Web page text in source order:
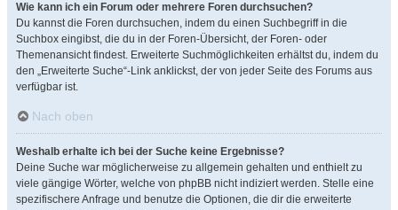
Wie kann ich ein Forum oder mehrere Foren durchsuchen?
Du kannst die Foren durchsuchen, indem du einen Suchbegriff in die
Suchbox eingibst, die du in der Foren-Übersicht, der Foren- oder
Themenansicht findest. Erweiterte Suchmöglichkeiten erhältst du, indem du
den „Erweiterte Suche“-Link anklickst, der von jeder Seite des Forums aus
verfügbar ist.
Nach oben
Weshalb erhalte ich bei der Suche keine Ergebnisse?
Deine Suche war möglicherweise zu allgemein gehalten und enthielt zu
viele gängige Wörter, welche von phpBB nicht indiziert werden. Stelle eine
spezifischere Anfrage und benutze die Optionen, die dir die erweiterte